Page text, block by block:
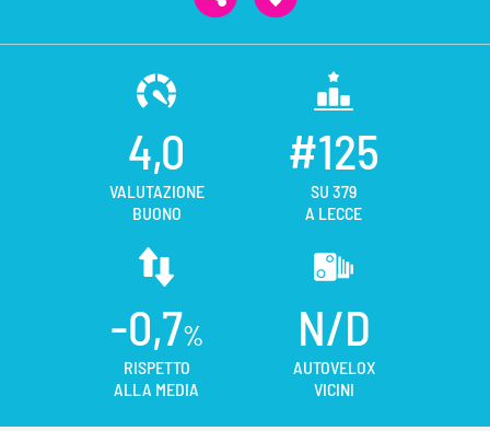
4,0
VALUTAZIONE
BUONO
#125
SU 379
A LECCE
-0,7%
RISPETTO
ALLA MEDIA
N/D
AUTOVELOX
VICINI